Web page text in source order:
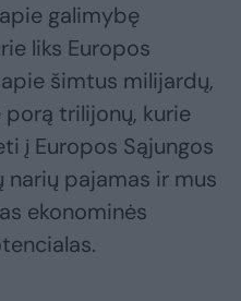
galimybę
liks Europos
šimtus milijardų,
trilijonų, kurie
į Europos Sąjungos
pajamas ir mus
ekonominės